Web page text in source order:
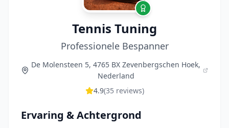
Tennis Tuning
Professionele Bespanner
De Molensteen 5, 4765 BX Zevenbergschen Hoek,
Nederland
4.9(35 reviews)
Ervaring & Achtergrond